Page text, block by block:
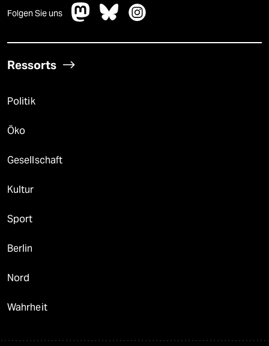
Folgen Sie uns
Ressorts
Politik
Öko
Gesellschaft
Kultur
Sport
Berlin
Nord
Wahrheit